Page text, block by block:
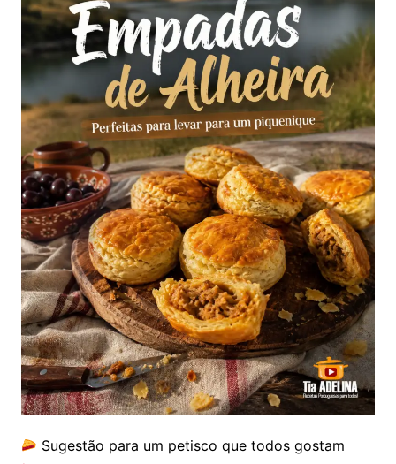
Sugestão para um petisco que todos gostam